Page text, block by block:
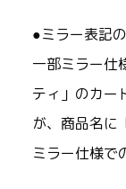
●ミラー表記
一部ミラー仕
ティ」のカー
が、商品名に
ミラー仕様で